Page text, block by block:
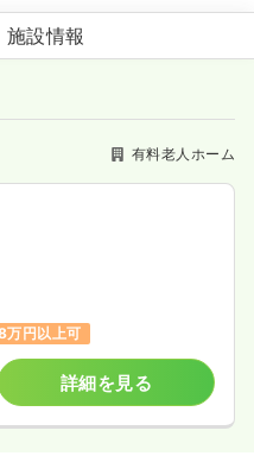
ン東嶺町
施設情報
有料老人ホーム
万円以上可
詳細を見る